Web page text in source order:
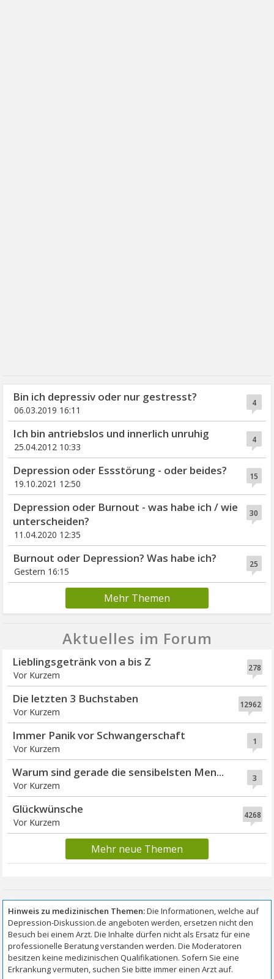
4
Bin ich depressiv oder nur gestresst?
06.03.2019 16:11
4
Ich bin antriebslos und innerlich unruhig
25.04.2012 10:33
15
Depression oder Essstörung - oder beides?
19.10.2021 12:50
30
Depression oder Burnout - was habe ich / wie
unterscheiden?
11.04.2020 12:35
25
Burnout oder Depression? Was habe ich?
Gestern 16:15
Mehr Themen
Aktuelles im Forum
278
Lieblingsgetränk von a bis Z
Vor Kurzem
12962
Die letzten 3 Buchstaben
Vor Kurzem
1
Immer Panik vor Schwangerschaft
Vor Kurzem
3
Warum sind gerade die sensibelsten Men...
Vor Kurzem
4268
Glückwünsche
Vor Kurzem
Mehr neue Themen